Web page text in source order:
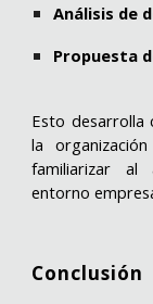
Análisis de
Propuesta
Esto desarrolla
la
familiarizar al
entorno
Conclusión